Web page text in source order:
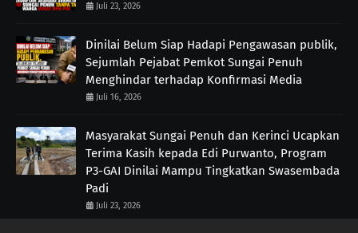
Juli 23, 2026
Dinilai Belum Siap Hadapi Pengawasan publik,
Sejumlah Pejabat Pemkot Sungai Penuh
Menghindar terhadap Konfirmasi Media
Juli 16, 2026
Masyarakat Sungai Penuh dan Kerinci Ucapkan
Terima Kasih kepada Edi Purwanto, Program
P3-GAI Dinilai Mampu Tingkatkan Swasembada
Padi
Juli 23, 2026